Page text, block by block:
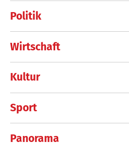
Politik
Wirtschaft
Kultur
Sport
Panorama